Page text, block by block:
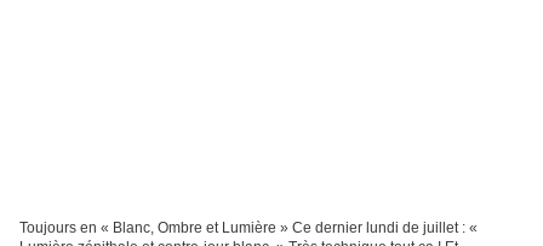
Toujours en « Blanc, Ombre et Lumière » Ce dernier lundi de juillet : «